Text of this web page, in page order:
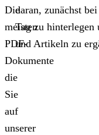
Die
meisten
PDF-
Dokumente
die
Sie
auf
unserer
daran, zunächst
Tag zu hinterlegen
und Artikeln zu